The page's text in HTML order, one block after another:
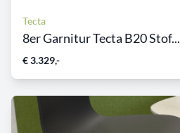
Tecta
8er Garnitur Tecta B20 Stof...
€ 3.329,-